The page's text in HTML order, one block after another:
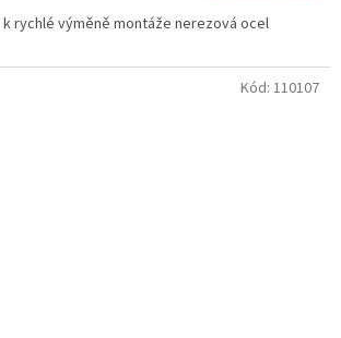
rychlé výměně montáže nerezová ocel
Kód: 110107